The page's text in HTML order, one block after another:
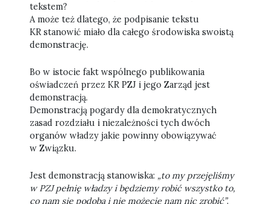
tekstem?
A może też dlatego, że podpisanie tekstu
KR stanowić miało dla całego środowiska swoistą
demonstrację.
Bo w istocie fakt wspólnego publikowania
oświadczeń przez KR PZJ i jego Zarząd jest
demonstracją.
Demonstracją pogardy dla demokratycznych
zasad rozdziału i niezależności tych dwóch
organów władzy jakie powinny obowiązywać
w Związku.
Jest demonstracją stanowiska: „to my przejęliśmy
w PZJ pełnię władzy i będziemy robić wszystko to,
co nam się podoba i nie możecie nam nic zrobić”.